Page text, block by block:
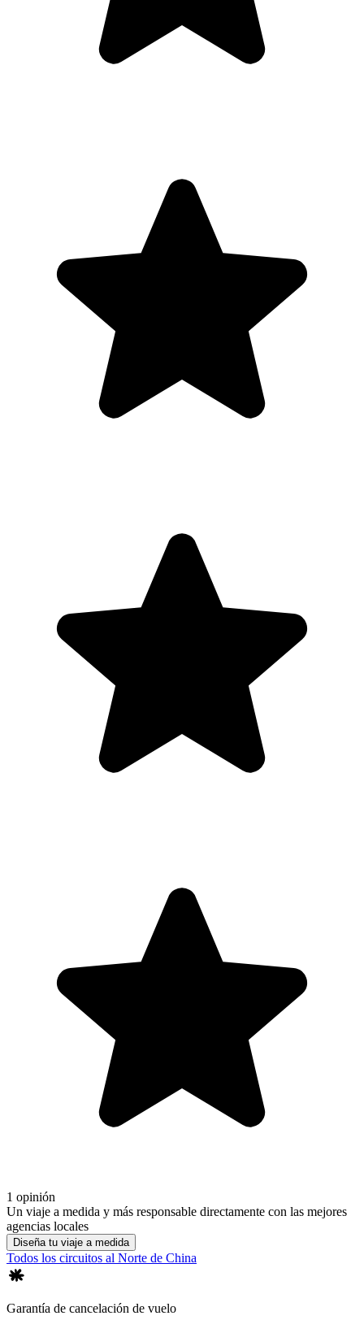
1 opinión
Un viaje a medida y más responsable directamente con las mejores
agencias locales
Diseña tu viaje a medida
Todos los circuitos al Norte de China
Garantía de cancelación de vuelo